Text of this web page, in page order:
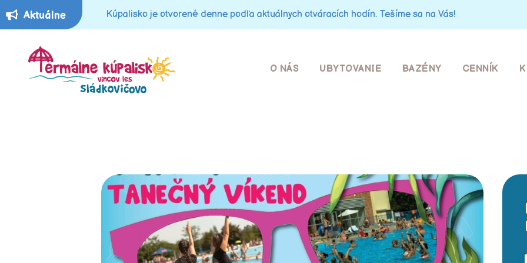
Aktuálne Kúpalisko je otvorené denne podľa aktuálnych otváracích hodín. Tešíme sa na Vás!
O NÁS UBYTOVANIE BAZÉNY CENNÍK
O NÁS
BAZÉNY
BRIGÁDA
PRENÁJOM
PRIESTOROV